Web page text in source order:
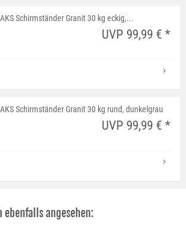
AKS Schirmständer Granit 30 kg eckig,...
UVP 99,99 € *
AKS Schirmständer Granit 30 kg rund, dunkelgrau
UVP 99,99 € *
ebenfalls angesehen: